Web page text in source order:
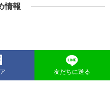
情報
友だちに送る